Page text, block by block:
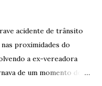
acidente de trânsito
proximidades do
a ex-vereadora
de um momento de